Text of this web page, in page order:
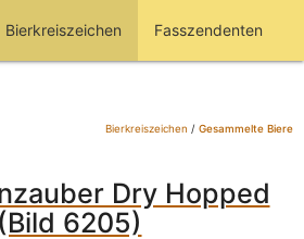
Bierkreiszeichen Fasszendenten
Bierkreiszeichen / Gesammelte Biere
Dry Hopped
6205)